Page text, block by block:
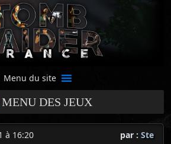
Menu du site
MENU DES JEUX
à 16:20 par : Ste